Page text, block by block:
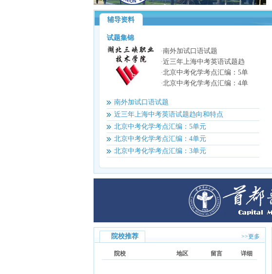
辅导资料
试题集锦
·南外加试口语试题
·近三年上海中考英语试题趋
·北京中考化学考点汇编：5单
·北京中考化学考点汇编：4单
南外加试口语试题
近三年上海中考英语试题趋向和特点
北京中考化学考点汇编：5单元
北京中考化学考点汇编：4单元
北京中考化学考点汇编：3单元
院校推荐 >>更多
院校 地区 留言 详细